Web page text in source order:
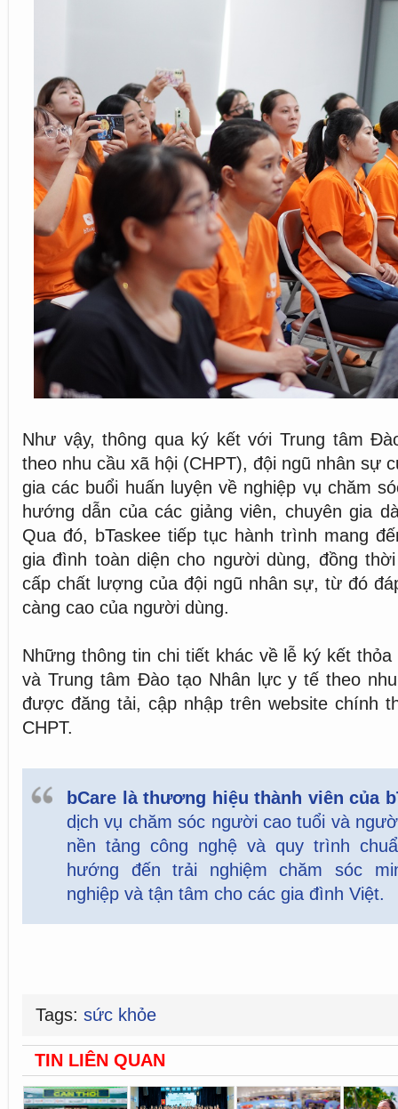
Như vậy, thông qua ký kết với Trung tâm
theo nhu cầu xã hội (CHPT), đội ngũ nhân sự
gia các buổi huấn luyện về nghiệp vụ chăm
hướng dẫn của các giảng viên, chuyên gia
Qua đó, bTaskee tiếp tục hành trình mang
gia đình toàn diện cho người dùng, đồng
cấp chất lượng của đội ngũ nhân sự, từ đó
càng cao của người dùng.
Những thông tin chi tiết khác về lễ ký kết thỏa
và Trung tâm Đào tạo Nhân lực y tế theo
được đăng tải, cập nhập trên website chính
CHPT.
bCare là thương hiệu thành viên của
dịch vụ chăm sóc người cao tuổi và
nền tảng công nghệ và quy trình
hướng đến trải nghiệm chăm sóc
nghiệp và tận tâm cho các gia đình Việt.
Tags: sức khỏe
TIN LIÊN QUAN